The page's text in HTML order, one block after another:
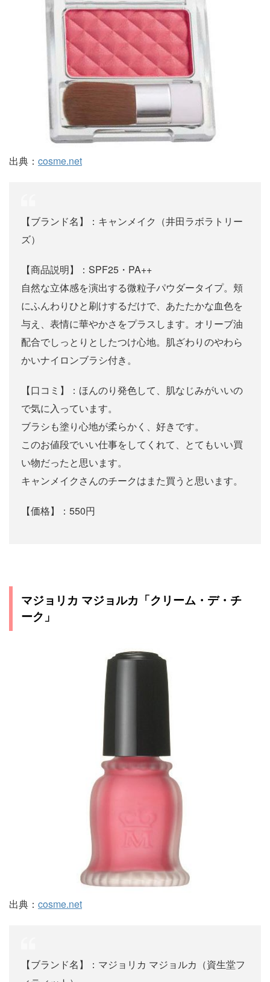
出典： cosme.net
【ブランド名】：キャンメイク（井田ラボラトリー
ズ）
【商品説明】：SPF25・PA++
自然な立体感を演出する微粒子パウダータイプ。頬
にふんわりひと刷けするだけで、あたたかな血色を
与え、表情に華やかさをプラスします。オリーブ油
配合でしっとりとしたつけ心地。肌ざわりのやわら
かいナイロンブラシ付き。
【口コミ】：ほんのり発色して、肌なじみがいいの
で気に入っています。
ブラシも塗り心地が柔らかく、好きです。
このお値段でいい仕事をしてくれて、とてもいい買
い物だったと思います。
キャンメイクさんのチークはまた買うと思います。
【価格】：550円
マジョリカ マジョルカ「クリーム・デ・チ
ーク」
出典： cosme.net
【ブランド名】：マジョリカ マジョルカ（資生堂フ